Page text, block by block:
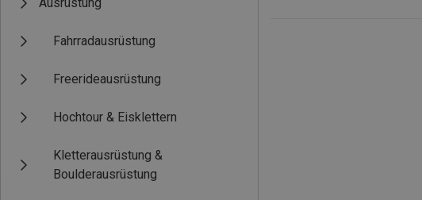
Fahrradausrüstung
Freerideausrüstung
Hochtour & Eisklettern
Kletterausrüstung &
Boulderausrüstung